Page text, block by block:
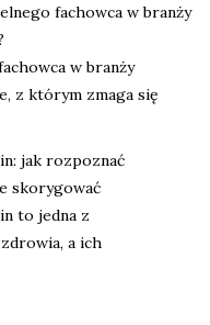
fachowca w branży
w branży
z którym zmaga się
jak rozpoznać
skorygować
to jedna z
a ich